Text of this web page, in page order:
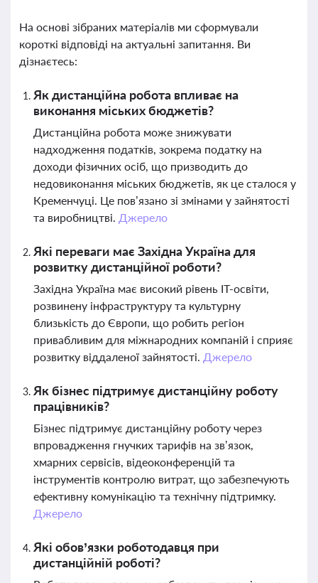
На основі зібраних матеріалів ми сформували
короткі відповіді на актуальні запитання. Ви
дізнаєтесь:
Як дистанційна робота впливає на
виконання міських бюджетів?
Дистанційна робота може знижувати
надходження податків, зокрема податку на
доходи фізичних осіб, що призводить до
недовиконання міських бюджетів, як це сталося у
Кременчуці. Це пов’язано зі змінами у зайнятості
та виробництві. Джерело
Які переваги має Західна Україна для
розвитку дистанційної роботи?
Західна Україна має високий рівень ІТ-освіти,
розвинену інфраструктуру та культурну
близькість до Європи, що робить регіон
привабливим для міжнародних компаній і сприяє
розвитку віддаленої зайнятості. Джерело
Як бізнес підтримує дистанційну роботу
працівників?
Бізнес підтримує дистанційну роботу через
впровадження гнучких тарифів на зв’язок,
хмарних сервісів, відеоконференцій та
інструментів контролю витрат, що забезпечують
ефективну комунікацію та технічну підтримку.
Джерело
Які обов’язки роботодавця при
дистанційній роботі?